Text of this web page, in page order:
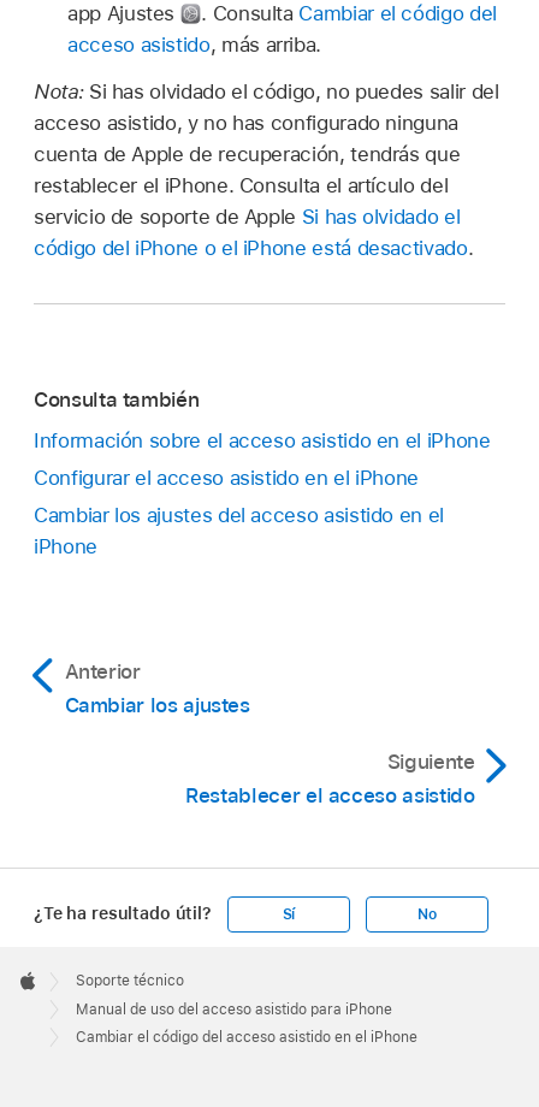
app Ajustes
. Consulta Cambiar el código del
acceso asistido, más arriba.
Nota: Si has olvidado el código, no puedes salir del
acceso asistido, y no has configurado ninguna
cuenta de Apple de recuperación, tendrás que
restablecer el iPhone. Consulta el artículo del
servicio de soporte de Apple Si has olvidado el
código del iPhone o el iPhone está desactivado.
Consulta también
Información sobre el acceso asistido en el iPhone
Configurar el acceso asistido en el iPhone
Cambiar los ajustes del acceso asistido en el
iPhone
Anterior
Cambiar los ajustes
Siguiente
Restablecer el acceso asistido
¿Te ha resultado útil? Sí No
Footer

Apple
Soporte técnico
Manual de uso del acceso asistido para iPhone
Cambiar el código del acceso asistido en el iPhone